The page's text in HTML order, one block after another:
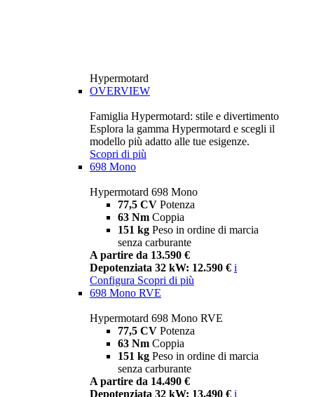
Hypermotard
OVERVIEW
Famiglia Hypermotard: stile e divertimento
Esplora la gamma Hypermotard e scegli il
modello più adatto alle tue esigenze.
Scopri di più
698 Mono
Hypermotard 698 Mono
77,5 CV Potenza
63 Nm Coppia
151 kg Peso in ordine di marcia
senza carburante
A partire da 13.590 €
Depotenziata 32 kW: 12.590 € i
Configura Scopri di più
698 Mono RVE
Hypermotard 698 Mono RVE
77,5 CV Potenza
63 Nm Coppia
151 kg Peso in ordine di marcia
senza carburante
A partire da 14.490 €
Depotenziata 32 kW: 13.490 € i